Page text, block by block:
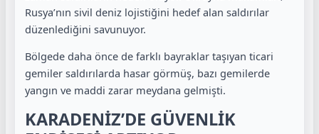
Rusya’nın sivil deniz lojistiğini hedef alan saldırılar
düzenlediğini savunuyor.
Bölgede daha önce de farklı bayraklar taşıyan ticari
gemiler saldırılarda hasar görmüş, bazı gemilerde
yangın ve maddi zarar meydana gelmişti.
KARADENİZ’DE GÜVENLİK